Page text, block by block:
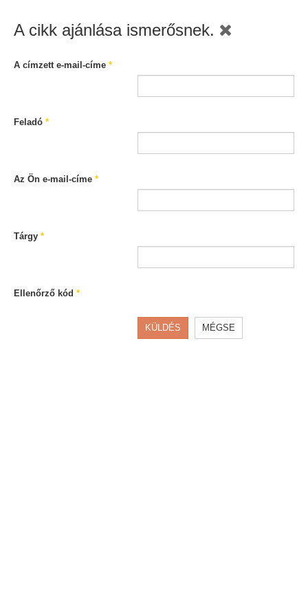
A cikk ajánlása ismerősnek.
A címzett e-mail-címe *
Feladó *
Az Ön e-mail-címe *
Tárgy *
Ellenőrző kód *
KÜLDÉS MÉGSE